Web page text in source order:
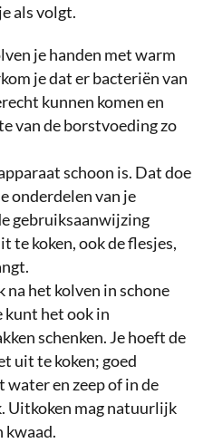
als volgt.
je handen met warm
je dat er bacteriën van
kunnen komen en
van de borstvoeding zo
schoon is. Dat doe
onderdelen van je
gebruiksaanwijzing
te koken, ook de flesjes,
na het kolven in schone
kunt het ook in
schenken. Je hoeft de
uit te koken; goed
water en zeep of in de
Uitkoken mag natuurlijk
kwaad.